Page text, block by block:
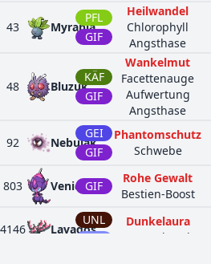
43 Myrapla
PFL
GIF
Heilwandel
Chlorophyll
Angsthase
48 Bluzuk
KÄF
GIF
Wankelmut
Facettenauge
Aufwertung
Angsthase
92 Nebulak
GEI
GIF
Phantomschutz
Schwebe
803 VenicroGIF
Rohe Gewalt
Bestien-Boost
4146 Lavados
UNL
FLU
Dunkelaura
Wutausbruch